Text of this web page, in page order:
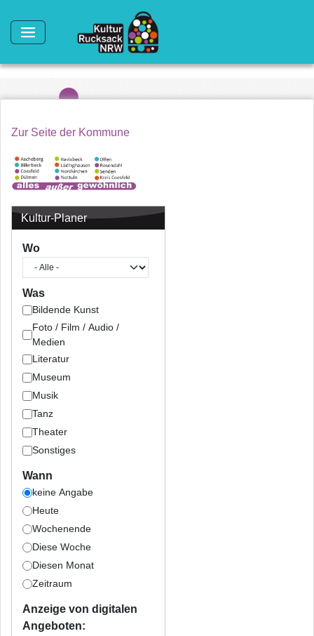
Zur Seite der Kommune
Kultur-Planer
Wo
Was
Bildende Kunst
Foto / Film / Audio /
Medien
Literatur
Museum
Musik
Tanz
Theater
Sonstiges
Wann
keine Angabe
Heute
Wochenende
Diese Woche
Diesen Monat
Zeitraum
Anzeige von digitalen
Angeboten: